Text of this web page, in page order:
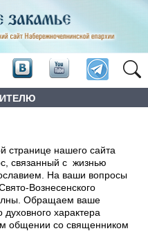
странице нашего сайта
связанный с жизнью
На ваши вопросы
Вознесенского
Обращаем ваше
характера
общении со священником